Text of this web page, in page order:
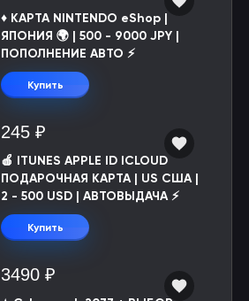
♦️ КАРТА NINTENDO eShop |
ЯПОНИЯ 🌍 | 500 - 9000 JPY |
ПОПОЛНЕНИЕ АВТО ⚡
Купить
245 ₽
🍎 ITUNES APPLE ID ICLOUD
ПОДАРОЧНАЯ КАРТА | US США |
2 - 500 USD | АВТОВЫДАЧА ⚡️
Купить
3490 ₽